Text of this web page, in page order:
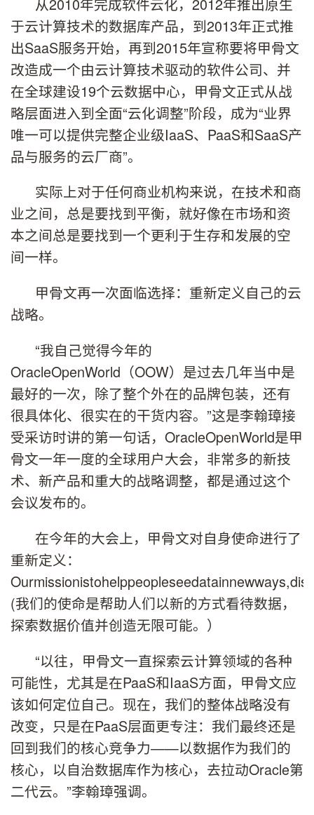
于云计算技术的数据库产品，到2013年正式推
出SaaS服务开始，再到2015年宣称要将甲骨文
改造成一个由云计算技术驱动的软件公司、并
在全球建设19个云数据中心，甲骨文正式从战
略层面进入到全面“云化调整”阶段，成为“业界
唯一可以提供完整企业级IaaS、PaaS和SaaS产
品与服务的云厂商”。
实际上对于任何商业机构来说，在技术和商
业之间，总是要找到平衡，就好像在市场和资
本之间总是要找到一个更利于生存和发展的空
间一样。
甲骨文再一次面临选择：重新定义自己的云
战略。
“我自己觉得今年的
OracleOpenWorld（OOW）是过去几年当中是
最好的一次，除了整个外在的品牌包装，还有
很具体化、很实在的干货内容。”这是李翰璋接
受采访时讲的第一句话，OracleOpenWorld是甲
骨文一年一度的全球用户大会，非常多的新技
术、新产品和重大的战略调整，都是通过这个
会议发布的。
在今年的大会上，甲骨文对自身使命进行了
重新定义：
(我们的使命是帮助人们以新的方式看待数据，
探索数据价值并创造无限可能。）
“以往，甲骨文一直探索云计算领域的各种
可能性，尤其是在PaaS和IaaS方面，甲骨文应
该如何定位自己。现在，我们的整体战略没有
改变，只是在PaaS层面更专注：我们最终还是
回到我们的核心竞争力——以数据作为我们的
核心，以自治数据库作为核心，去拉动Oracle第
二代云。”李翰璋强调。